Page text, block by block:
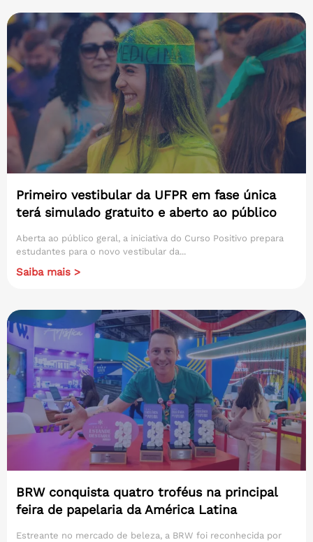
Primeiro vestibular da UFPR em fase única
terá simulado gratuito e aberto ao público
Aberta ao público geral, a iniciativa do Curso Positivo prepara
estudantes para o novo vestibular da...
Saiba mais >
BRW conquista quatro troféus na principal
feira de papelaria da América Latina
Estreante no mercado de beleza, a BRW foi reconhecida por